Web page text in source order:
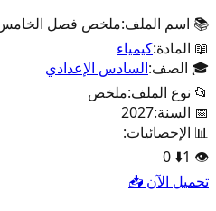
📚 اسم الملف:ملخص فصل
📖 المادة:كيمياء
🎓 الصف:السادس الإعدادي
📂 نوع الملف:ملخص
📅 السنة:2027
📊 الإحصائيات:
👁️
1
⬇️
0
تحميل الآن 📥